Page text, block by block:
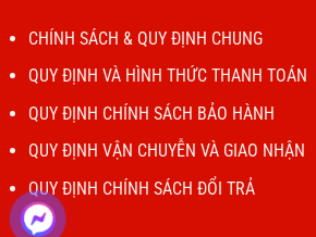
CHÍNH SÁCH & QUY ĐỊNH CHUNG
QUY ĐỊNH VÀ HÌNH THỨC THANH TOÁN
QUY ĐỊNH CHÍNH SÁCH BẢO HÀNH
QUY ĐỊNH VẬN CHUYỄN VÀ GIAO NHẬN
QUY ĐỊNH CHÍNH SÁCH ĐỔI TRẢ